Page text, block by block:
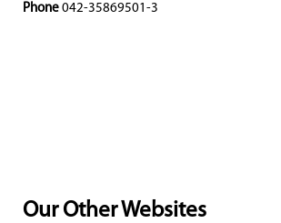
Phone 042-35869501-3
Our Other Websites